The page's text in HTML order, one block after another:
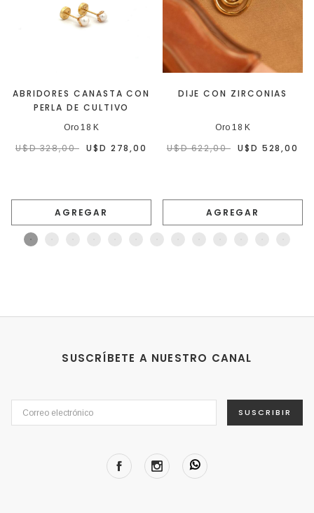
ABRIDORES CANASTA CON
PERLA DE CULTIVO
Oro 18 K
U$D 328,00 U$D 278,00
AGREGAR
DIJE CON ZIRCONIAS
Oro 18 K
U$D 622,00 U$D 528,00
AGREGAR
SUSCRÍBETE A NUESTRO CANAL
SUSCRIBIR